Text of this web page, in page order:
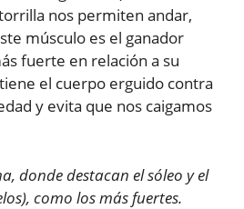
nos permiten andar,
músculo es el ganador
fuerte en relación a su
el cuerpo erguido contra
y evita que nos caigamos
donde destacan el sóleo y el
como los más fuertes.